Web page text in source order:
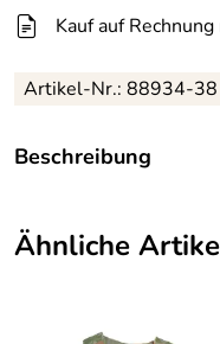
Kauf auf
Artikel-Nr.: 88934-38
Beschreibung
Flottes leicht
gerade Form, kleiner
Ähnliche